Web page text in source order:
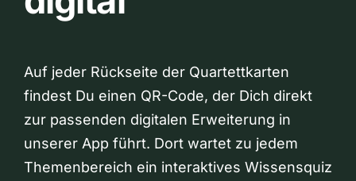
Auf jeder Rückseite der Quartettkarten
findest Du einen QR-Code, der Dich direkt
zur passenden digitalen Erweiterung in
unserer App führt. Dort wartet zu jedem
Themenbereich ein interaktives Wissensquiz